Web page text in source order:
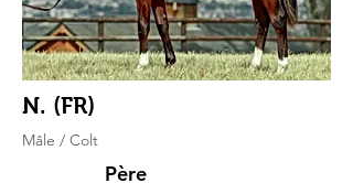
N. (FR)
Mâle / Colt
Père